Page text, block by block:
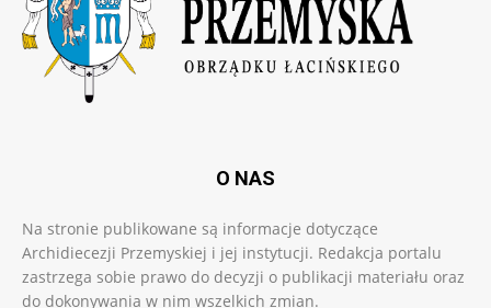
O NAS
Na stronie publikowane są informacje dotyczące
Archidiecezji Przemyskiej i jej instytucji. Redakcja portalu
zastrzega sobie prawo do decyzji o publikacji materiału oraz
do dokonywania w nim wszelkich zmian.